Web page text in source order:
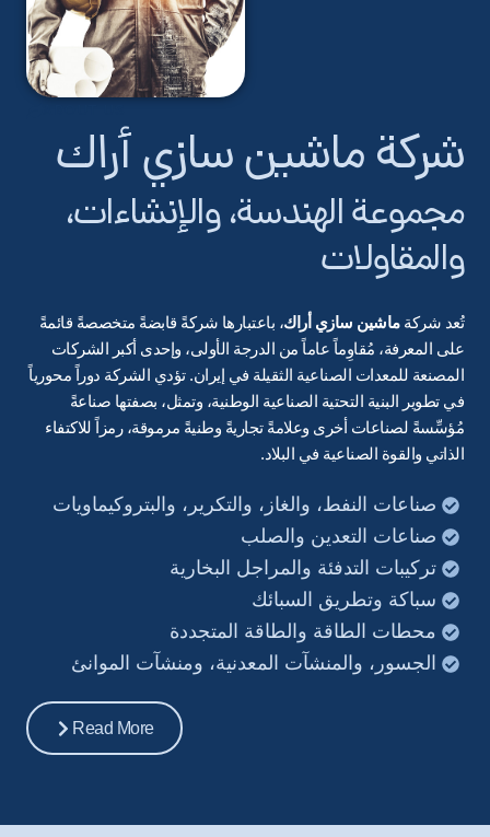
شركة ماشين سازي أراك
مجموعة الهندسة، والإنشاءات،
والمقاولات
تُعد شركةماشين سازي أراك، باعتبارها شركةً قابضةً متخصصةً قائمةً
على المعرفة، مُقاوِماً عاماً من الدرجة الأولى، وإحدى أكبر الشركات
المصنعة للمعدات الصناعية الثقيلة في إيران. تؤدي الشركة دوراً محورياً
في تطوير البنية التحتية الصناعية الوطنية، وتمثل، بصفتها صناعةً
مُؤسِّسةً لصناعات أخرى وعلامةً تجاريةً وطنيةً مرموقة، رمزاً للاكتفاء
الذاتي والقوة الصناعية في البلاد.
صناعات النفط، والغاز، والتكرير، والبتروكيماويات
صناعات التعدين والصلب
تركيبات التدفئة والمراجل البخارية
سباكة وتطريق السبائك
محطات الطاقة والطاقة المتجددة
الجسور، والمنشآت المعدنية، ومنشآت الموانئ
Read More